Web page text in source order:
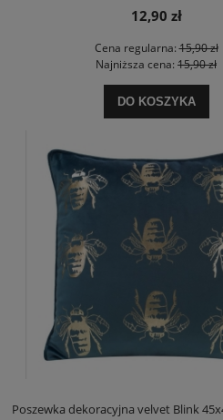
12,90 zł
Cena regularna:15,90 zł
Najniższa cena: 15,90 zł
DO KOSZYKA
Poszewka dekoracyjna velvet Blink